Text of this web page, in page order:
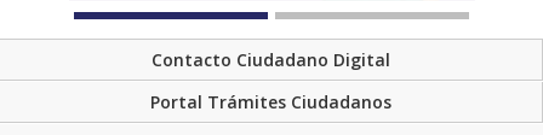
Contacto Ciudadano Digital
Portal Trámites Ciudadanos